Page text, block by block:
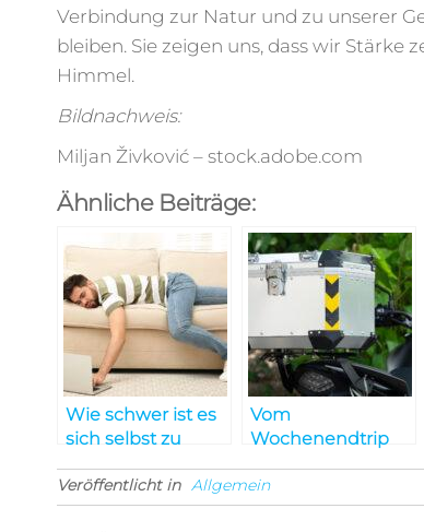
Verbindung zur Natur und zu unserer
bleiben. Sie zeigen uns, dass wir
Himmel.
Bildnachweis:
Miljan Živković – stock.adobe.com
Ähnliche Beiträge:
Wie schwer ist es
sich selbst zu
Vom
Wochenendtrip
Langstreckenreise:
Warum eine
Veröffentlicht in Allgemein